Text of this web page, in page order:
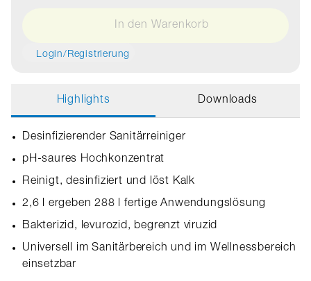
In den Warenkorb
Login/Registrierung
Highlights Downloads
Desinfizierender Sanitärreiniger
pH-saures Hochkonzentrat
Reinigt, desinfiziert und löst Kalk
2,6 l ergeben 288 l fertige Anwendungslösung
Bakterizid, levurozid, begrenzt viruzid
Universell im Sanitärbereich und im Wellnessbereich
einsetzbar